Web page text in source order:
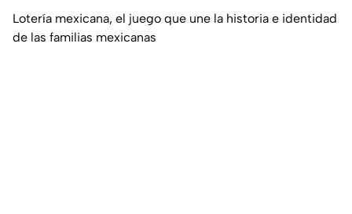
Lotería mexicana, el juego que une la historia e identidad
de las familias mexicanas